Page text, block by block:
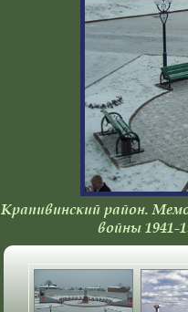
Крапивинский район.
войны 1941-